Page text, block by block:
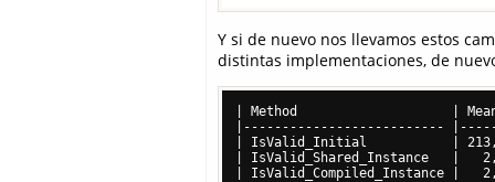
Y si de nuevo nos llevamos estos
distintas implementaciones, de
| Method                    |
|--------------------------
| IsValid_Initial           |
| IsValid_Shared_Instance
|